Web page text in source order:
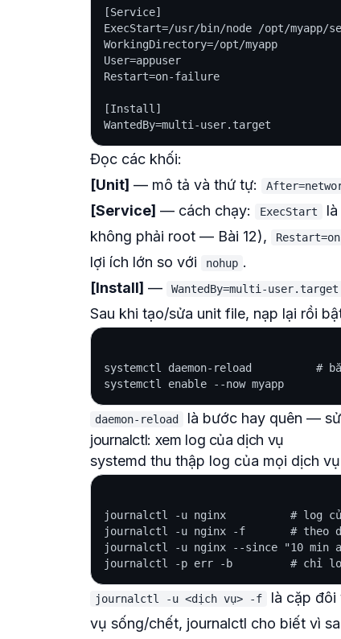
[Service]
ExecStart=/usr/bin/node /opt/myapp/
WorkingDirectory=/opt/myapp
User=appuser
Restart=on-failure
[Install]
Đọc các khối:
[Unit] — mô tả và thứ tự:
[Service] — cách chạy: ExecStart
không phải root — Bài 12),
lợi ích lớn so với
nohup .
[Install] — WantedBy=multi-user.target
Sau khi tạo/sửa unit file, nạp lại rồi
systemctl daemon-reload          #
daemon-reload
là bước hay quên —
journalctl: xem log của dịch vụ
systemd thu thập log của mọi dịch
journalctl -u nginx          # log
journalctl -u nginx -f       # theo
journalctl -u nginx --since "10 min
journalctl -u <dịch vụ> -f là cặp đôi
vụ sống/chết, journalctl cho biết vì